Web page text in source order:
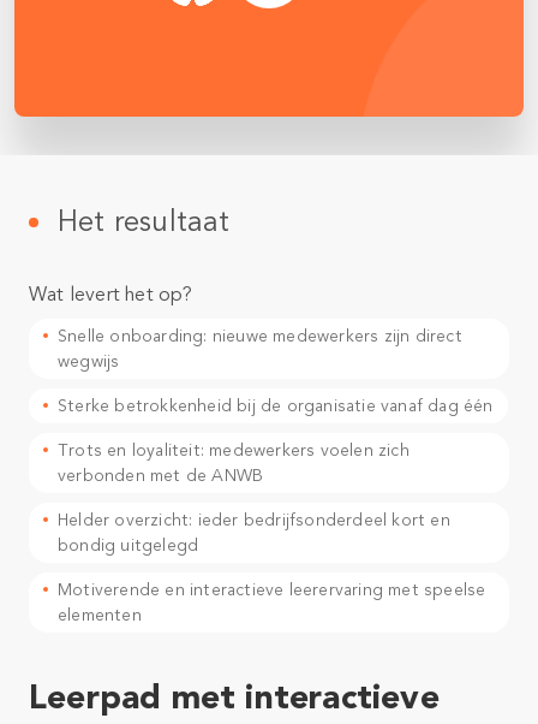
Het resultaat
Wat levert het op?
Snelle onboarding: nieuwe medewerkers zijn direct
wegwijs
Sterke betrokkenheid bij de organisatie vanaf dag één
Trots en loyaliteit: medewerkers voelen zich
verbonden met de ANWB
Helder overzicht: ieder bedrijfsonderdeel kort en
bondig uitgelegd
Motiverende en interactieve leerervaring met speelse
elementen
Leerpad met interactieve